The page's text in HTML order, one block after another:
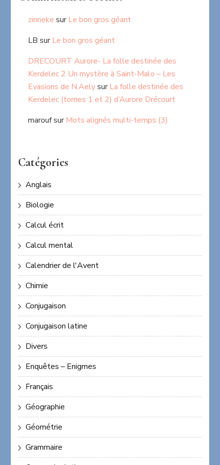
zinneke surLe bon gros géant
LB surLe bon gros géant
DRECOURT Aurore- La folle destinée des
Kerdelec 2 Un mystère à Saint-Malo – Les
Evasions de N.AelysurLa folle destinée des
Kerdelec (tomes 1 et 2) d’Aurore Drécourt
maroufsurMots alignés multi-temps (3)
Catégories
Anglais
Biologie
Calcul écrit
Calcul mental
Calendrier de l'Avent
Chimie
Conjugaison
Conjugaison latine
Divers
Enquêtes – Enigmes
Français
Géographie
Géométrie
Grammaire